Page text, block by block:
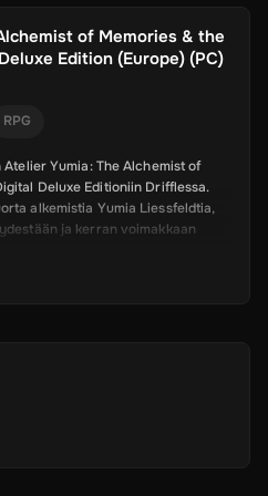
of Memories & the
Edition (Europe) (PC)
RPG
Yumia: The Alchemist of
Deluxe Editioniin Drifflessa.
alkemistia Yumia Liessfeldtia,
ja kerran voimakkaan
oppia totuuden. Kun tutkit,
sisältää: